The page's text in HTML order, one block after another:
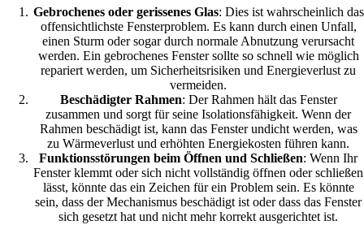
Gebrochenes oder gerissenes Glas: Dies ist wahrscheinlich das
offensichtlichste Fensterproblem. Es kann durch einen Unfall,
einen Sturm oder sogar durch normale Abnutzung verursacht
werden. Ein gebrochenes Fenster sollte so schnell wie möglich
repariert werden, um Sicherheitsrisiken und Energieverlust zu
vermeiden.
Beschädigter Rahmen: Der Rahmen hält das Fenster
zusammen und sorgt für seine Isolationsfähigkeit. Wenn der
Rahmen beschädigt ist, kann das Fenster undicht werden, was
zu Wärmeverlust und erhöhten Energiekosten führen kann.
Funktionsstörungen beim Öffnen und Schließen: Wenn Ihr
Fenster klemmt oder sich nicht vollständig öffnen oder schließen
lässt, könnte das ein Zeichen für ein Problem sein. Es könnte
sein, dass der Mechanismus beschädigt ist oder dass das Fenster
sich gesetzt hat und nicht mehr korrekt ausgerichtet ist.